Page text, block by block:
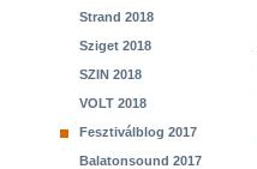
Strand 2018
Sziget 2018
SZIN 2018
VOLT 2018
Fesztiválblog 2017
Balatonsound 2017